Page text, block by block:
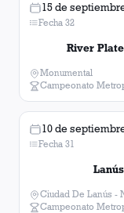
15 de
Fecha 32
River Plate
Monumental
Campeonato
10 de
Fecha 31
Lanús
Ciudad De Lanús -
Campeonato